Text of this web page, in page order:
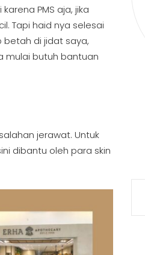
PMS aja, jika
Tapi haid nya selesai
betah di jidat saya,
mulai butuh bantuan
jerawat. Untuk
dibantu oleh para skin